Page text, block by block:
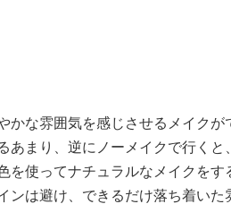
かな雰囲気を感じさせるメイクが
あまり、逆にノーメイクで行く
を使ってナチュラルなメイクを
ンは避け、できるだけ落ち着いた